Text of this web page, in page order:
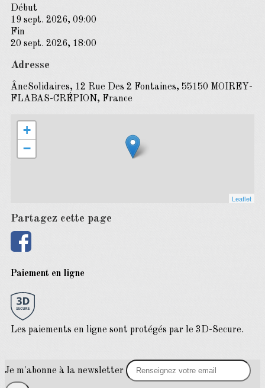
Début
19 sept. 2026, 09:00
Fin
20 sept. 2026, 18:00
Adresse
ÂneSolidaires, 12 Rue Des 2 Fontaines, 55150 MOIREY-
FLABAS-CRÉPION, France
+
−
Leaflet
Partagez cette page
Paiement en ligne
Les paiements en ligne sont protégés par le 3D-Secure.
Je m'abonne à la newsletter